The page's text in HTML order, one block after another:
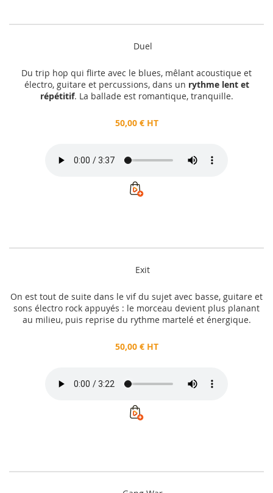
Duel
Du trip hop qui flirte avec le blues, mêlant acoustique et
électro, guitare et percussions, dans un rythme lent et
répétitif. La ballade est romantique, tranquille.
50,00 € HT
Exit
On est tout de suite dans le vif du sujet avec basse, guitare et
sons électro rock appuyés : le morceau devient plus planant
au milieu, puis reprise du rythme martelé et énergique.
50,00 € HT